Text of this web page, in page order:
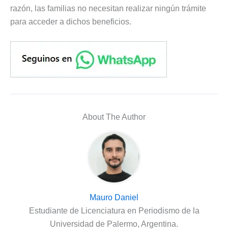
razón, las familias no necesitan realizar ningún trámite
para acceder a dichos beneficios.
About The Author
Mauro Daniel
Estudiante de Licenciatura en Periodismo de la
Universidad de Palermo, Argentina.